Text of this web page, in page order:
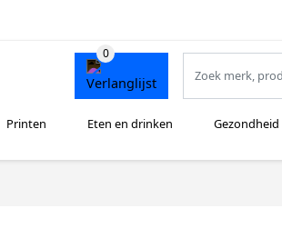
Printen Eten en drinken Gezondheid